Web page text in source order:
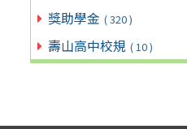
獎助學金 ( 320 )
壽山高中校規 ( 10 )